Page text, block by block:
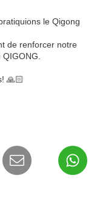
le Qigong
de renforcer notre
🙏🏻